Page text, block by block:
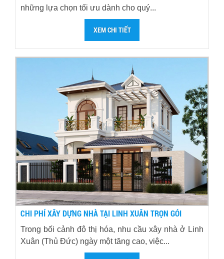
những lựa chọn tối ưu dành cho quý...
XEM CHI TIẾT
CHI PHÍ XÂY DỰNG NHÀ TẠI LINH XUÂN TRỌN GÓI
Trong bối cảnh đô thị hóa, nhu cầu xây nhà ở Linh
Xuân (Thủ Đức) ngày một tăng cao, việc...